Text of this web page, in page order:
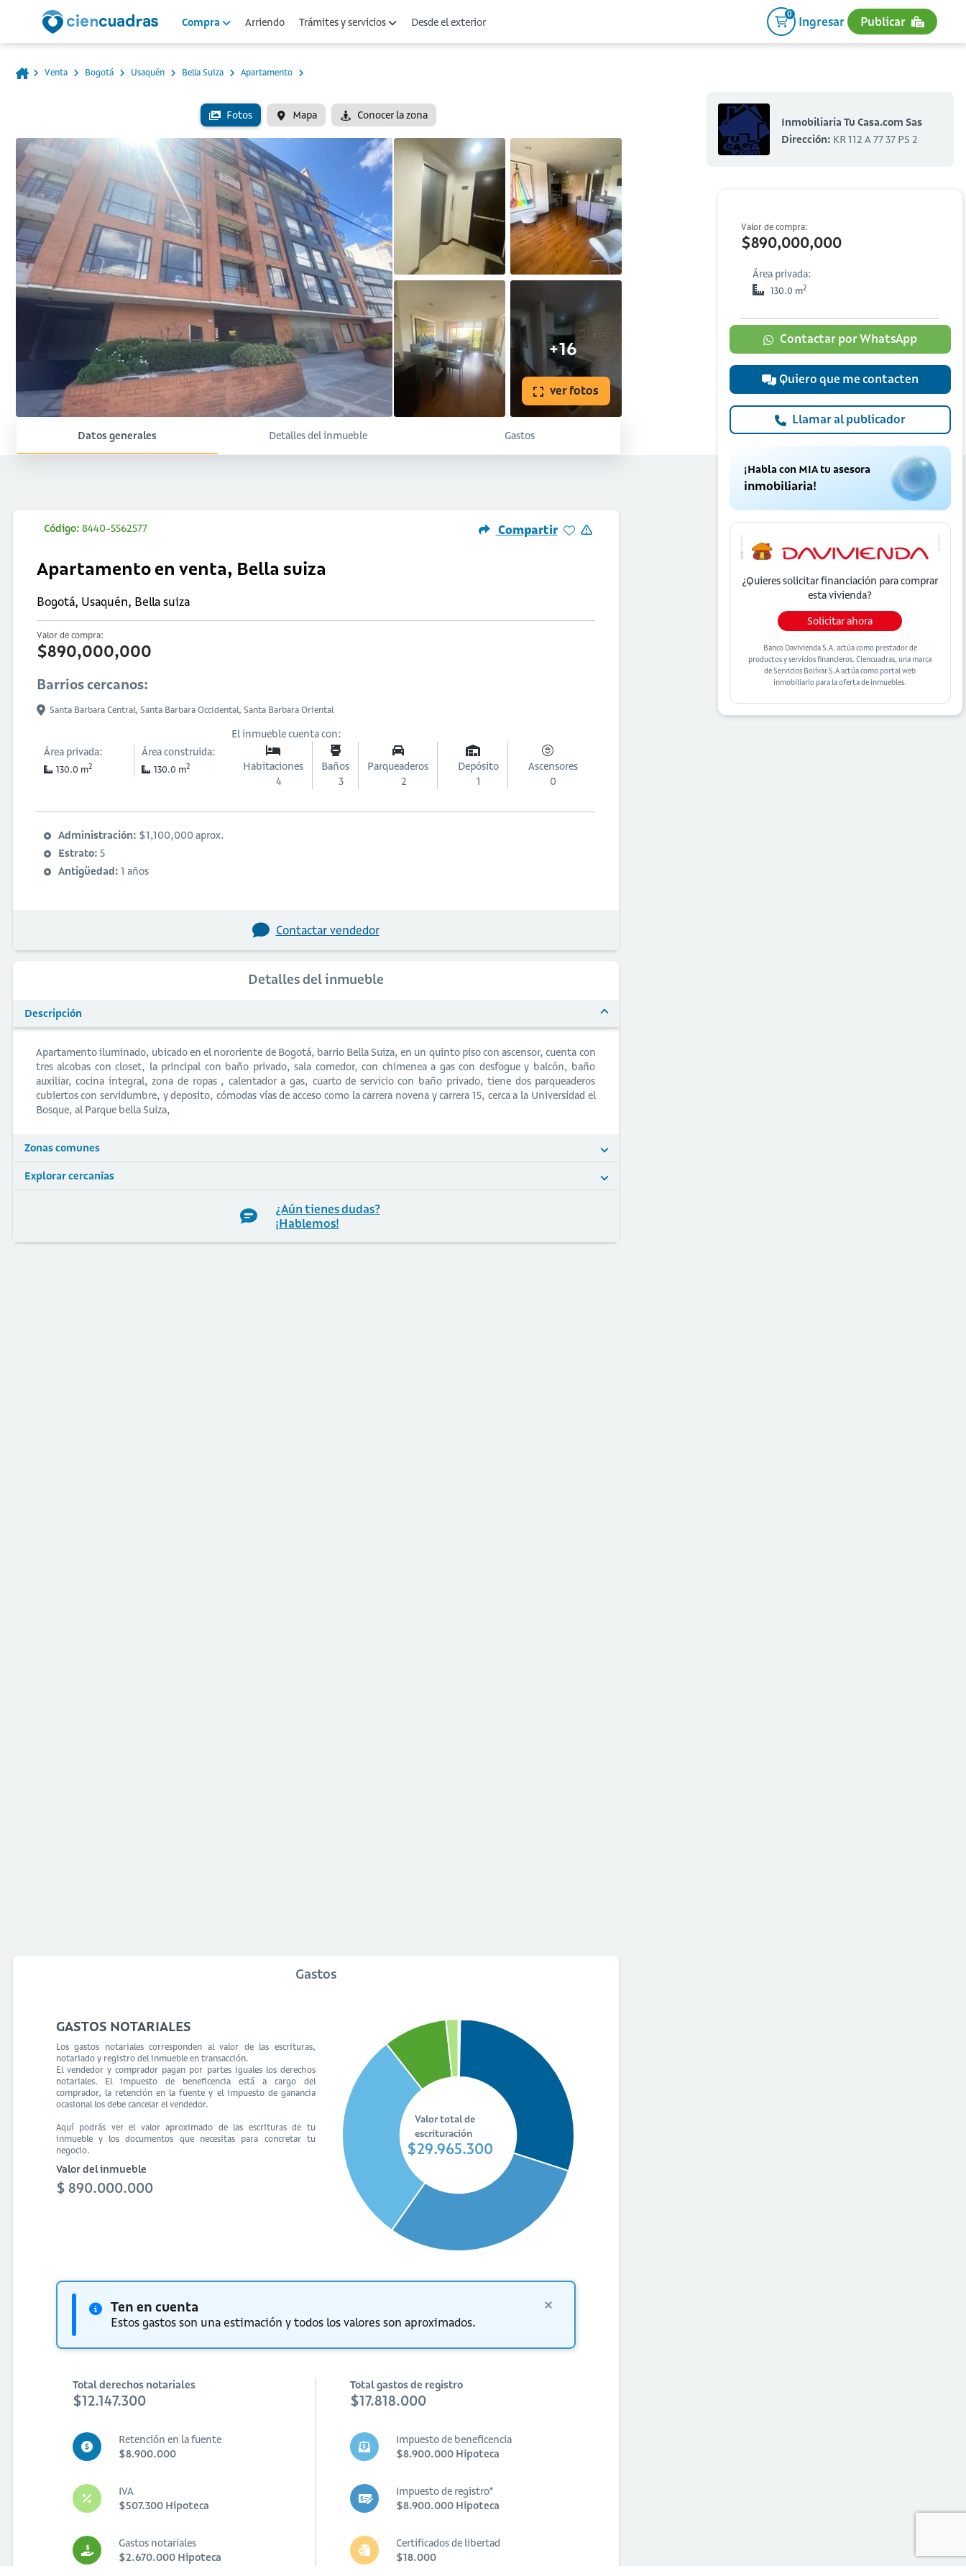
Compra Arriendo Trámites y servicios Desde el exterior
0
Ingresar Publicar
Venta Bogotá Usaquén Bella Suiza Apartamento
Fotos Mapa Conocer la zona
+16
ver fotos
Inmobiliaria Tu Casa.com Sas
Dirección: KR 112 A 77 37 PS 2
Valor de compra:
$890,000,000
Área privada:
130.0 m2
Contactar por WhatsApp
Quiero que me contacten
Llamar al publicador
¡Habla con MIA tu asesora
inmobiliaria!
¿Quieres solicitar financiación paracomprar
esta vivienda?
Solicitar ahora
Banco Davivienda S.A. actúa como prestador de
productos y servicios financieros. Ciencuadras, una marca
de Servicios Bolívar S.A actúa como portal web
inmobiliario para la oferta de inmuebles.
Datos generales Detalles del inmueble Gastos
Código: 8440-5562577 Compartir
Apartamento en venta, Bella suiza
Bogotá, Usaquén, Bella suiza
Valor de compra:
$890,000,000
Barrios cercanos:
Santa Barbara Central, Santa Barbara Occidental, Santa Barbara Oriental
Área privada:
130.0 m2
Área construida:
130.0 m2
El inmueble cuenta con:
Habitaciones
4
Baños
3
Parqueaderos
2
Depósito
1
Ascensores
0
Administración: $1,100,000 aprox.
Estrato: 5
Antigüedad: 1 años
Contactar vendedor
Detalles del inmueble
Descripción
Apartamento iluminado, ubicado en el nororiente de Bogotá, barrio Bella Suiza, en un quinto piso con ascensor, cuenta con
tres alcobas con closet, la principal con baño privado, sala comedor, con chimenea a gas con desfogue y balcón, baño
auxiliar, cocina integral, zona de ropas , calentador a gas, cuarto de servicio con baño privado, tiene dos parqueaderos
cubiertos con servidumbre, y deposito, cómodas vías de acceso como la carrera novena y carrera 15, cerca a la Universidad el
Bosque, al Parque bella Suiza,
Zonas comunes
Explorar cercanías
¿Aún tienes dudas?
¡Hablemos!
Gastos
GASTOS NOTARIALES
Los gastos notariales corresponden al valor de las escrituras,
notariado y registro del inmueble en transacción.
El vendedor y comprador pagan por partes iguales los derechos
notariales. El impuesto de beneficencia está a cargo del
comprador, la retención en la fuente y el impuesto de ganancia
ocasional los debe cancelar el vendedor.
Aquí podrás ver el valor aproximado de las escrituras de tu
inmueble y los documentos que necesitas para concretar tu
negocio.
Valor del inmueble
$ 890.000.000
Valor total de
escrituración
$29.965.300
Ten en cuenta
Estos gastos son una estimación y todos los valores son aproximados.
Total derechos notariales
$12.147.300
Retención en la fuente
$8.900.000
IVA
$507.300 Hipoteca
Gastos notariales
$2.670.000 Hipoteca
Total gastos de registro
$17.818.000
Impuesto de beneficencia
$8.900.000 Hipoteca
Impuesto de registro*
$8.900.000 Hipoteca
Certificados de libertad
$18.000